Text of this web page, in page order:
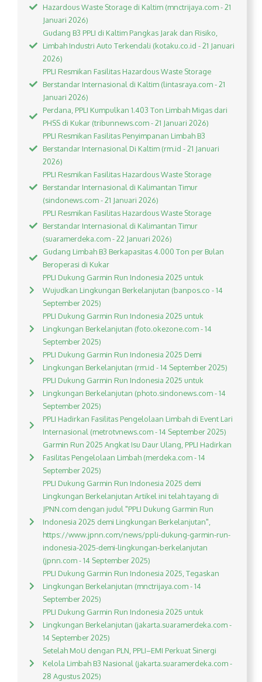
Hazardous Waste Storage di Kaltim (mnctrijaya.com - 21
Januari 2026)
Gudang B3 PPLI di Kaltim Pangkas Jarak dan Risiko,
Limbah Industri Auto Terkendali (kotaku.co.id - 21 Januari
2026)
PPLI Resmikan Fasilitas Hazardous Waste Storage
Berstandar Internasional di Kaltim (lintasraya.com - 21
Januari 2026)
Perdana, PPLI Kumpulkan 1.403 Ton Limbah Migas dari
PHSS di Kukar (tribunnews.com - 21 Januari 2026)
PPLI Resmikan Fasilitas Penyimpanan Limbah B3
Berstandar Internasional Di Kaltim (rm.id - 21 Januari
2026)
PPLI Resmikan Fasilitas Hazardous Waste Storage
Berstandar Internasional di Kalimantan Timur
(sindonews.com - 21 Januari 2026)
PPLI Resmikan Fasilitas Hazardous Waste Storage
Berstandar Internasional di Kalimantan Timur
(suaramerdeka.com - 22 Januari 2026)
Gudang Limbah B3 Berkapasitas 4.000 Ton per Bulan
Beroperasi di Kukar
PPLI Dukung Garmin Run Indonesia 2025 untuk
Wujudkan Lingkungan Berkelanjutan (banpos.co - 14
September 2025)
PPLI Dukung Garmin Run Indonesia 2025 untuk
Lingkungan Berkelanjutan (foto.okezone.com - 14
September 2025)
PPLI Dukung Garmin Run Indonesia 2025 Demi
Lingkungan Berkelanjutan (rm.id - 14 September 2025)
PPLI Dukung Garmin Run Indonesia 2025 untuk
Lingkungan Berkelanjutan (photo.sindonews.com - 14
September 2025)
PPLI Hadirkan Fasilitas Pengelolaan Limbah di Event Lari
Internasional (metrotvnews.com - 14 September 2025)
Garmin Run 2025 Angkat Isu Daur Ulang, PPLI Hadirkan
Fasilitas Pengelolaan Limbah (merdeka.com - 14
September 2025)
PPLI Dukung Garmin Run Indonesia 2025 demi
Lingkungan Berkelanjutan Artikel ini telah tayang di
JPNN.com dengan judul "PPLI Dukung Garmin Run
Indonesia 2025 demi Lingkungan Berkelanjutan",
https://www.jpnn.com/news/ppli-dukung-garmin-run-
indonesia-2025-demi-lingkungan-berkelanjutan
(jpnn.com - 14 September 2025)
PPLI Dukung Garmin Run Indonesia 2025, Tegaskan
Lingkungan Berkelanjutan (mnctrijaya.com - 14
September 2025)
PPLI Dukung Garmin Run Indonesia 2025 untuk
Lingkungan Berkelanjutan (jakarta.suaramerdeka.com -
14 September 2025)
Setelah MoU dengan PLN, PPLI–EMI Perkuat Sinergi
Kelola Limbah B3 Nasional (jakarta.suaramerdeka.com -
28 Agustus 2025)